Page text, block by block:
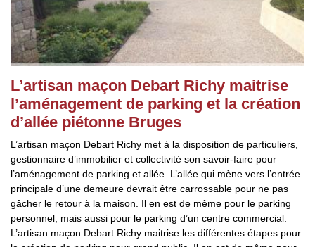
L’artisan maçon Debart Richy maitrise
l’aménagement de parking et la création
d’allée piétonne Bruges
L’artisan maçon Debart Richy met à la disposition de particuliers,
gestionnaire d’immobilier et collectivité son savoir-faire pour
l’aménagement de parking et allée. L’allée qui mène vers l’entrée
principale d’une demeure devrait être carrossable pour ne pas
gâcher le retour à la maison. Il en est de même pour le parking
personnel, mais aussi pour le parking d’un centre commercial.
L’artisan maçon Debart Richy maitrise les différentes étapes pour